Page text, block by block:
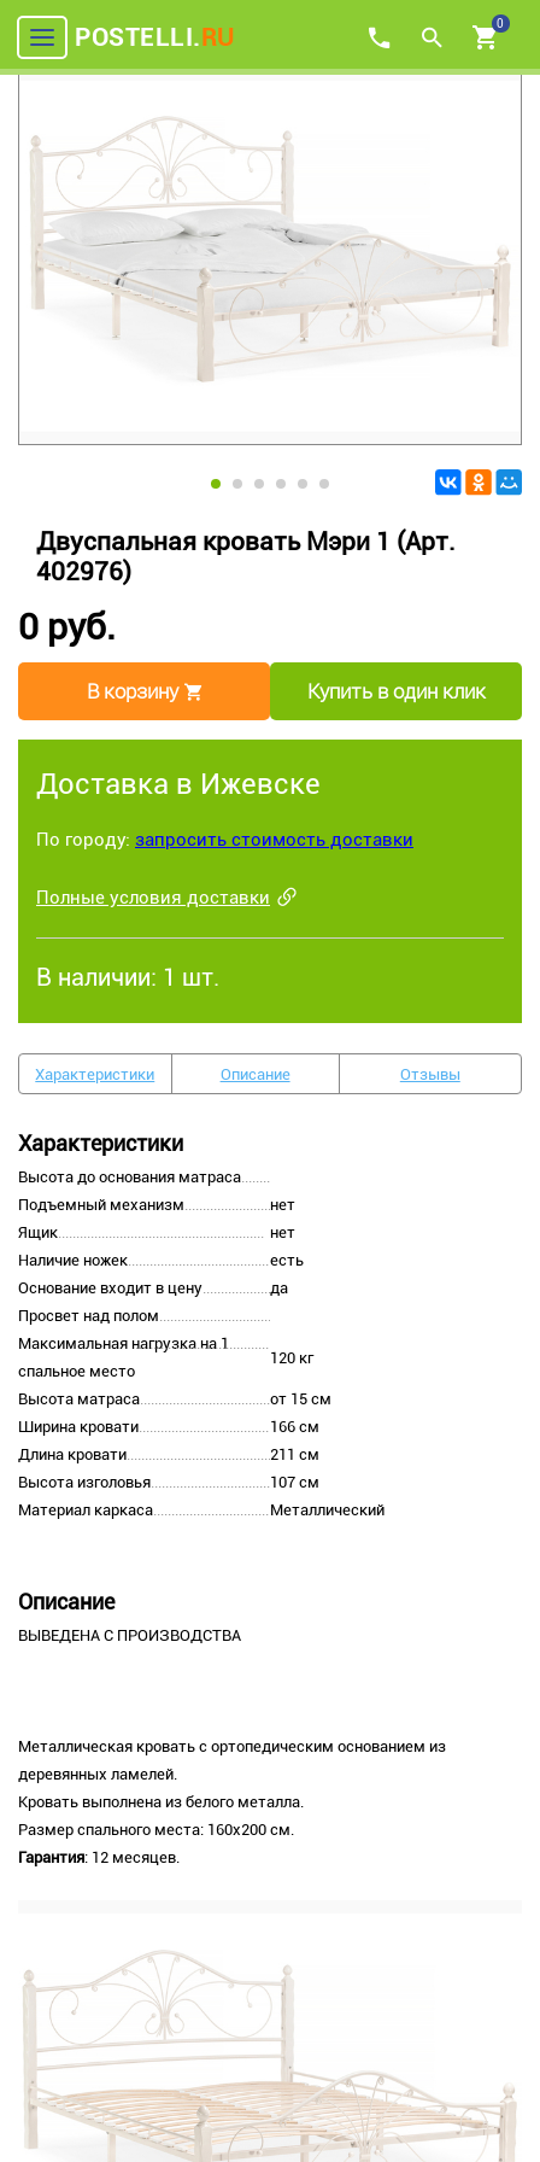
POSTELLI.RU 0
Двуспальная кровать Мэри 1 (Арт.
402976)
0 руб.
В корзину Купить в один клик
Доставка в Ижевске
По городу: запросить стоимость доставки
Полные условия доставки
В наличии: 1 шт.
Характеристики Описание Отзывы
Характеристики
Высота до основания матраса
Подъемный механизм
нет
Ящик
нет
Наличие ножек
есть
Основание входит в цену
да
Просвет над полом
Максимальная нагрузка на 1
спальное место
120 кг
Высота матраса
от 15 см
Ширина кровати
166 см
Длина кровати
211 см
Высота изголовья
107 см
Материал каркаса
Металлический
Описание
ВЫВЕДЕНА С ПРОИЗВОДСТВА
Металлическая кровать с ортопедическим основанием из
деревянных ламелей.
Кровать выполнена из белого металла.
Размер спального места: 160х200 см.
Гарантия: 12 месяцев.